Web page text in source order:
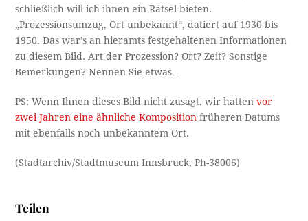
schließlich will ich ihnen ein Rätsel bieten.
„Prozessionsumzug, Ort unbekannt“, datiert auf 1930 bis
1950. Das war’s an hieramts festgehaltenen Informationen
zu diesem Bild. Art der Prozession? Ort? Zeit? Sonstige
Bemerkungen? Nennen Sie etwas…
PS: Wenn Ihnen dieses Bild nicht zusagt, wir hattenvor
zwei Jahren eine ähnliche Komposition früheren Datums
mit ebenfalls noch unbekanntem Ort.
(Stadtarchiv/Stadtmuseum Innsbruck, Ph-38006)
Teilen